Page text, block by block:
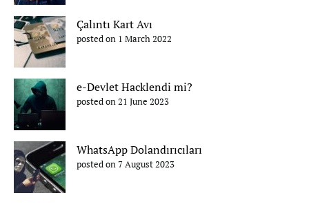
Çalıntı Kart Avı
posted on 1 March 2022
e-Devlet Hacklendi mi?
posted on 21 June 2023
WhatsApp Dolandırıcıları
posted on 7 August 2023